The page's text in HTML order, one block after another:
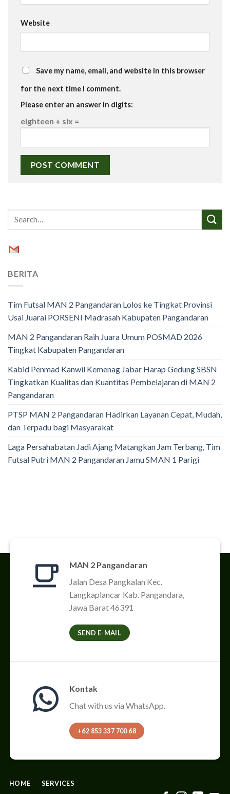
Website
Save my name, email, and website in this browser
for the next time I comment.
Please enter an answer in digits:
eighteen + six =
BERITA
Tim Futsal MAN 2 Pangandaran Lolos ke Tingkat Provinsi
Usai Juarai PORSENI Madrasah Kabupaten Pangandaran
MAN 2 Pangandaran Raih Juara Umum POSMAD 2026
Tingkat Kabupaten Pangandaran
Kabid Penmad Kanwil Kemenag Jabar Harap Gedung SBSN
Tingkatkan Kualitas dan Kuantitas Pembelajaran di MAN 2
Pangandaran
PTSP MAN 2 Pangandaran Hadirkan Layanan Cepat, Mudah,
dan Terpadu bagi Masyarakat
Laga Persahabatan Jadi Ajang Matangkan Jam Terbang, Tim
Futsal Putri MAN 2 Pangandaran Jamu SMAN 1 Parigi
MAN 2 Pangandaran
Jalan Desa Pangkalan Kec.
Langkaplancar Kab. Pangandara,
Jawa Barat 46391
SEND E-MAIL
Kontak
Chat with us via WhatsApp.
+62 853 337 700 68
HOME SERVICES